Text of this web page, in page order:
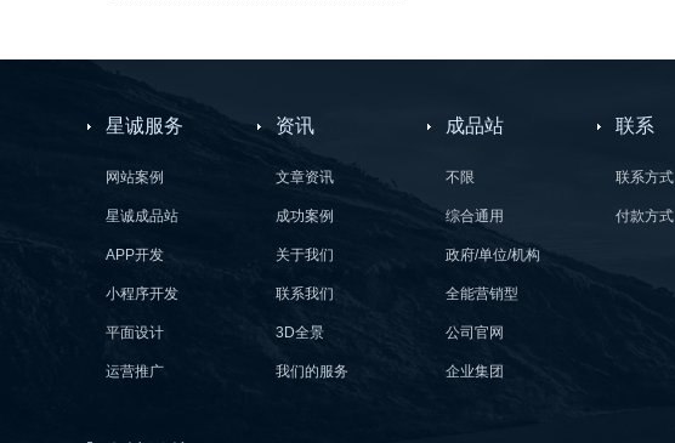
星诚服务
网站案例
星诚成品站
APP开发
小程序开发
平面设计
运营推广
资讯
文章资讯
成功案例
关于我们
联系我们
3D全景
我们的服务
成品站
不限
综合通用
政府/单位/机构
全能营销型
公司官网
企业集团
联系
联系方式
付款方式